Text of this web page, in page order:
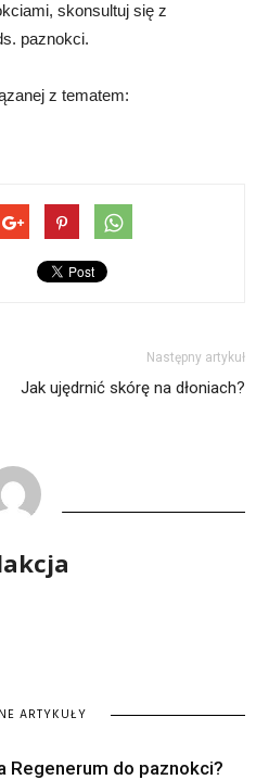
skonsultuj się z
paznokci.
z tematem:
Następny artykuł
Jak ujędrnić skórę na dłoniach?
ARTYKUŁY
Regenerum do paznokci?